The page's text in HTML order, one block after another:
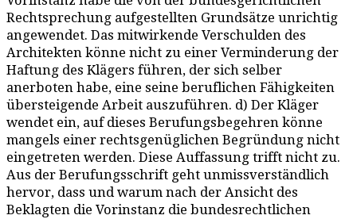
Rechtsprechung aufgestellten Grundsätze unrichtig
angewendet. Das mitwirkende Verschulden des
Architekten könne nicht zu einer Verminderung der
Haftung des Klägers führen, der sich selber
anerboten habe, eine seine beruflichen Fähigkeiten
übersteigende Arbeit auszuführen. d) Der Kläger
wendet ein, auf dieses Berufungsbegehren könne
mangels einer rechtsgenüglichen Begründung nicht
eingetreten werden. Diese Auffassung trifft nicht zu.
Aus der Berufungsschrift geht unmissverständlich
hervor, dass und warum nach der Ansicht des
Beklagten die Vorinstanz die bundesrechtlichen